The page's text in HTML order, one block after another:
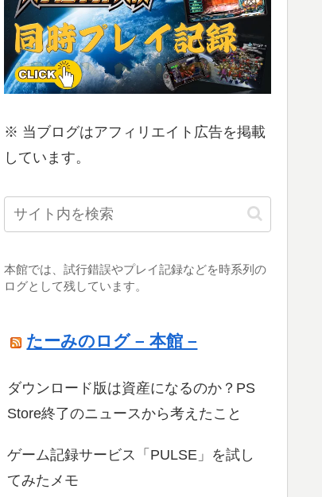
※ 当ブログはアフィリエイト広告を掲載
しています。
本館では、試行錯誤やプレイ記録などを時系列の
ログとして残しています。
たーみのログ – 本館 –
ダウンロード版は資産になるのか？PS
Store終了のニュースから考えたこと
ゲーム記録サービス「PULSE」を試し
てみたメモ